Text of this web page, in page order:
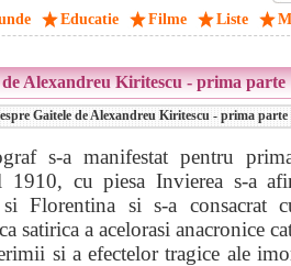
Educatie Filme Liste
Alexandreu Kiritescu - prima parte
Gaitele de Alexandreu Kiritescu - prima parte
s-a manifestat pentru
1910, cu piesa Invierea s-a
Florentina si s-a consacrat
satirica a acelorasi anacronice
si a efectelor tragice ale